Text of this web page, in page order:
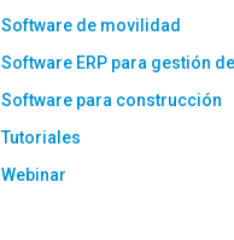
Software de movilidad
Software ERP para gestión
Software para construcción
Tutoriales
Webinar